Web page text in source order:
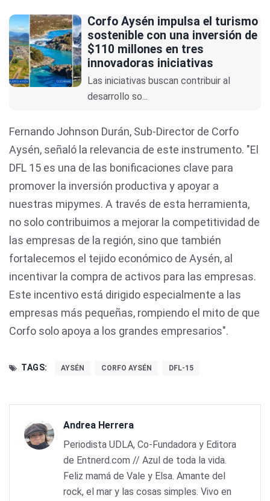
Corfo Aysén impulsa el turismo
sostenible con una inversión de
$110 millones en tres
innovadoras iniciativas
Las iniciativas buscan contribuir al
desarrollo so...
Fernando Johnson Durán, Sub-Director de Corfo
Aysén, señaló la relevancia de este instrumento. "El
DFL 15 es una de las bonificaciones clave para
promover la inversión productiva y apoyar a
nuestras mipymes. A través de esta herramienta,
no solo contribuimos a mejorar la competitividad de
las empresas de la región, sino que también
fortalecemos el tejido económico de Aysén, al
incentivar la compra de activos para las empresas.
Este incentivo está dirigido especialmente a las
empresas más pequeñas, rompiendo el mito de que
Corfo solo apoya a los grandes empresarios".
TAGS: AYSÉN CORFO AYSÉN DFL-15
Andrea Herrera
Periodista UDLA, Co-Fundadora y Editora
de Entnerd.com // Azul de toda la vida.
Feliz mamá de Vale y Elsa. Amante del
rock, el mar y las cosas simples. Vivo en